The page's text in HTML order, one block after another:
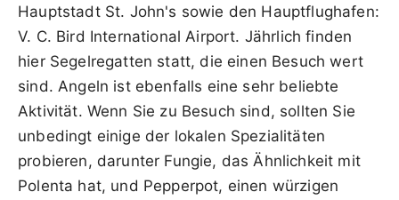
Hauptstadt St. John's sowie den Hauptflughafen:
V. C. Bird International Airport. Jährlich finden
hier Segelregatten statt, die einen Besuch wert
sind. Angeln ist ebenfalls eine sehr beliebte
Aktivität. Wenn Sie zu Besuch sind, sollten Sie
unbedingt einige der lokalen Spezialitäten
probieren, darunter Fungie, das Ähnlichkeit mit
Polenta hat, und Pepperpot, einen würzigen